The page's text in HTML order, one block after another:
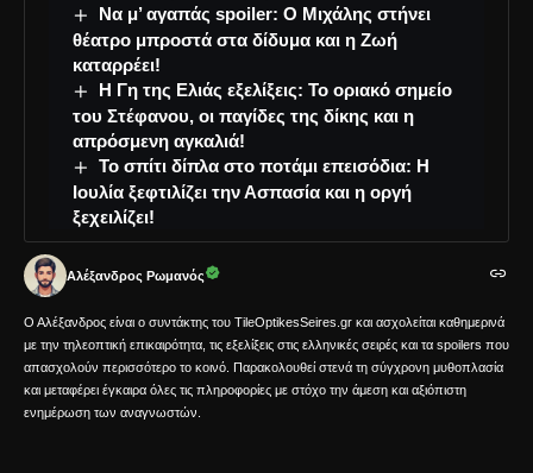
Να μ’ αγαπάς spoiler: Ο Μιχάλης στήνει
θέατρο μπροστά στα δίδυμα και η Ζωή
καταρρέει!
Η Γη της Ελιάς εξελίξεις: Το οριακό σημείο
του Στέφανου, οι παγίδες της δίκης και η
απρόσμενη αγκαλιά!
Το σπίτι δίπλα στο ποτάμι επεισόδια: Η
Ιουλία ξεφτιλίζει την Ασπασία και η οργή
ξεχειλίζει!
Αλέξανδρος Ρωμανός
Ο Αλέξανδρος είναι ο συντάκτης του TileOptikesSeires.gr και ασχολείται καθημερινά
με την τηλεοπτική επικαιρότητα, τις εξελίξεις στις ελληνικές σειρές και τα spoilers που
απασχολούν περισσότερο το κοινό. Παρακολουθεί στενά τη σύγχρονη μυθοπλασία
και μεταφέρει έγκαιρα όλες τις πληροφορίες με στόχο την άμεση και αξιόπιστη
ενημέρωση των αναγνωστών.